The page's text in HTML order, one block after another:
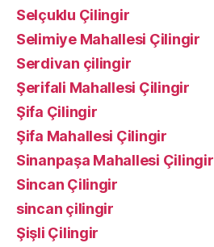
Selçuklu Çilingir
Selimiye Mahallesi Çilingir
Serdivan çilingir
Şerifali Mahallesi Çilingir
Şifa Çilingir
Şifa Mahallesi Çilingir
Sinanpaşa Mahallesi Çilingir
Sincan Çilingir
sincan çilingir
Şişli Çilingir